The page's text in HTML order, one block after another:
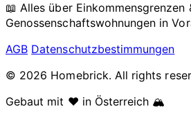
📖 Alles über Einkommensgrenzen
Genossenschaftswohnungen in
AGB Datenschutzbestimmungen
© 2026 Homebrick. All rights
Gebaut mit ❤️ in Österreich 🏔️